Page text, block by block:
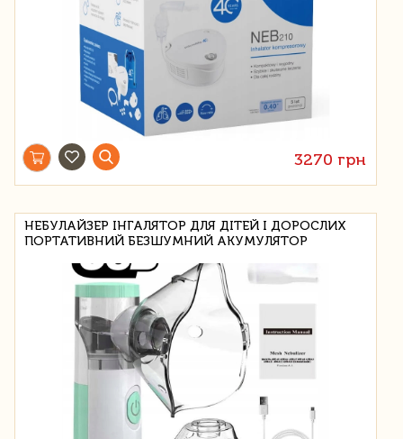
3270 грн
НЕБУЛАЙЗЕР ІНГАЛЯТОР ДЛЯ ДІТЕЙ І ДОРОСЛИХ
ПОРТАТИВНИЙ БЕЗШУМНИЙ АКУМУЛЯТОР